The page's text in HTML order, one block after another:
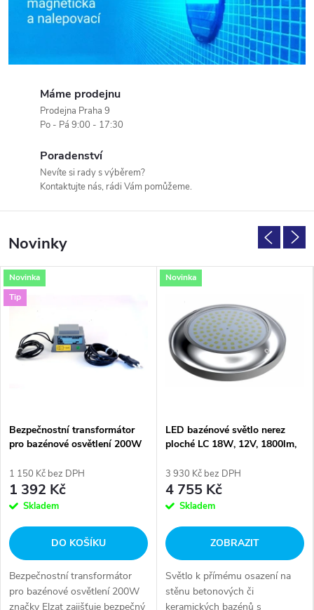
v
ě
t
l
d
b
a
z
é
n
u
Máme prodejnu
Prodejna Praha 9
Po - Pá 9:00 - 17:30
Poradenství
Nevíte si rady s výběrem?
Kontaktujte nás, rádi Vám pomůžeme.
Novinky
Novinka
Tip
Bezpečnostní transformátor
pro bazénové osvětlení 200W
1 150 Kč bez DPH
1 392 Kč
Skladem
DO KOŠÍKU
Bezpečnostní transformátor
pro bazénové osvětlení 200W
značky Elzat zajišťuje bezpečný
Novinka
LED bazénové světlo nerez
ploché LC 18W, 12V, 1800lm,
3 930 Kč bez DPH
4 755 Kč
Skladem
ZOBRAZIT
Světlo k přímému osazení na
stěnu betonových či
keramických bazénů s